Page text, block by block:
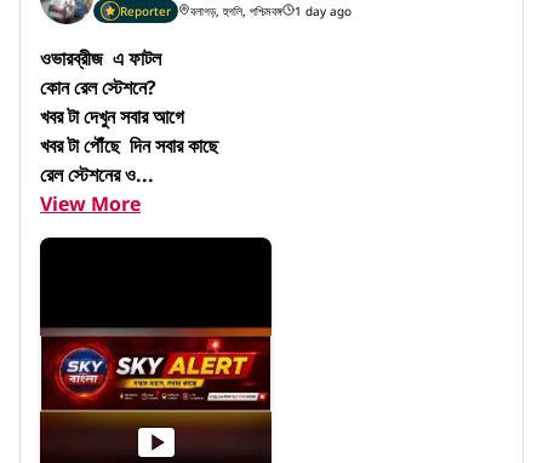
Reporter বলাগড়, হুগলি, পশ্চিমবঙ্গ 1 day ago
ওভারব্রীজ  এ ফাটল
কোন রেল স্টেশনে?
খবর টা দেখুন সবার আগে
খবর টা পৌঁছে  দিন সবার কাছে
রেল স্টেশনের ও...
View More